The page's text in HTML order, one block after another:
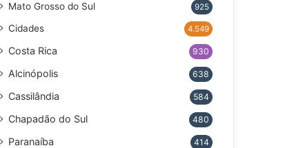
Mato Grosso do Sul 925
Cidades 4.549
Costa Rica 930
Alcinópolis 638
Cassilândia 584
Chapadão do Sul 480
Paranaíba 414